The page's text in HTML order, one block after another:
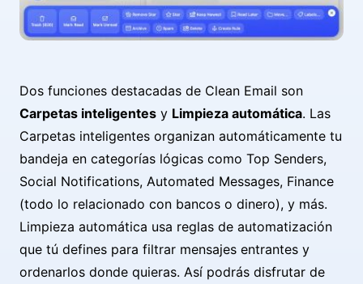
Dos funciones destacadas de Clean Email son
Carpetas inteligentes y Limpieza automática. Las
Carpetas inteligentes organizan automáticamente tu
bandeja en categorías lógicas como Top Senders,
Social Notifications, Automated Messages, Finance
(todo lo relacionado con bancos o dinero), y más.
Limpieza automática usa reglas de automatización
que tú defines para filtrar mensajes entrantes y
ordenarlos donde quieras. Así podrás disfrutar de